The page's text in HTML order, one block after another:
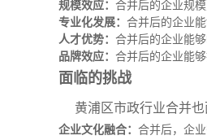
规模效应： 合并后的企业规
专业化发展： 合并后的企业
人才优势： 合并后的企业能
品牌效应： 合并后的企业能
面临的挑战
黄浦区市政行业合并也
企业文化融合： 合并后，企